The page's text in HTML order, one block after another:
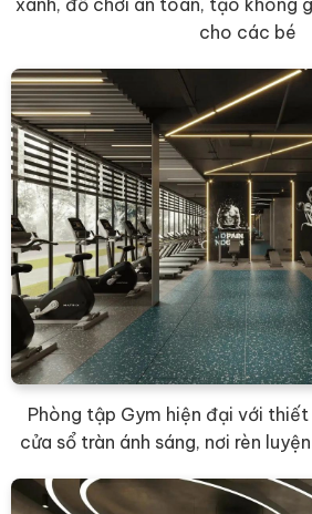
xanh, đồ chơi an toàn, tạo không
cho các bé
Phòng tập Gym hiện đại với
cửa sổ tràn ánh sáng, nơi rèn